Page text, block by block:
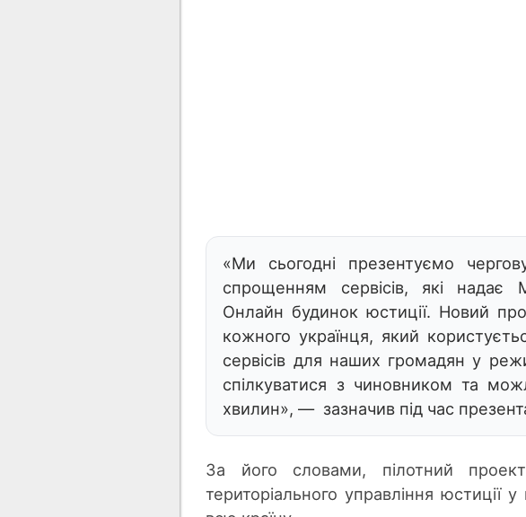
«Ми сьогодні презентуємо
спрощенням сервісів, які надає
Онлайн будинок юстиції. Новий
кожного українця, який
сервісів для наших громадян у
спілкуватися з чиновником та
хвилин», — зазначив під час
За його словами, пілотний
територіального управління